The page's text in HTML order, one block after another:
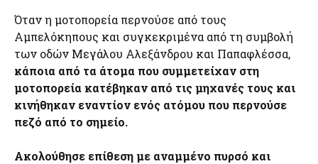
Όταν η μοτοπορεία περνούσε από τους
Αμπελόκηπους και συγκεκριμένα από τη συμβολή
των οδών Μεγάλου Αλεξάνδρου και Παπαφλέσσα,
κάποια από τα άτομα που συμμετείχαν στη
μοτοπορεία κατέβηκαν από τις μηχανές τους και
κινήθηκαν εναντίον ενός ατόμου που περνούσε
πεζό από το σημείο.
Ακολούθησε επίθεση με αναμμένο πυρσό και